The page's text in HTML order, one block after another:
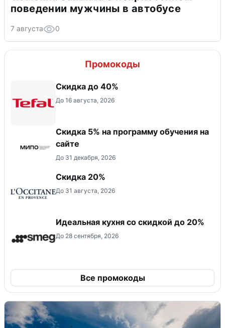
поведении мужчины в автобусе
7 августа 0
Промокоды
Скидка до 40%
До 16 августа, 2026
Скидка 5% на программу обучения на
сайте
До 31 декабря, 2026
Скидка 20%
До 31 августа, 2026
Идеальная кухня со скидкой до 20%
До 28 сентября, 2026
Все промокоды